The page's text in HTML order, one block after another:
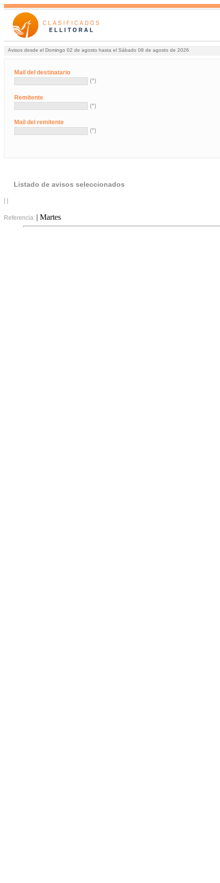
Avisos desde el Domingo 02 de agosto hasta el Sábado 08 de agosto de 2026
Mail del destinatario
(*)
Remitente
(*)
Mail del remitente
(*)
Listado de avisos seleccionados
Referencia: | Martes